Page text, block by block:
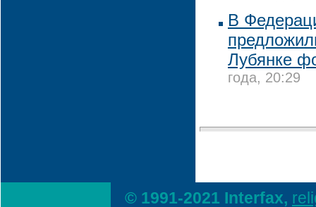
В
Лубянке
года, 20:29
© 1991-2021 Interfax,